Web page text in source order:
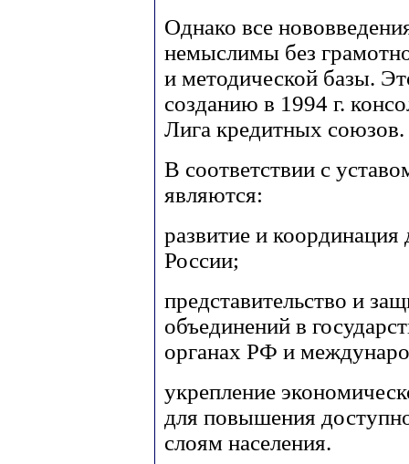
Однако все
немыслимы без
и методической базы.
созданию в 1994 г.
Лига кредитных союзов.
В соответствии с
являются:
развитие и
России;
представительство и
объединений в
органах РФ и
укрепление
для повышения
слоям населения.